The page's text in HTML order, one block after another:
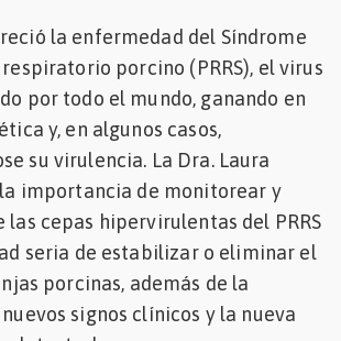
la enfermedad del Síndrome
porcino (PRRS), el virus
por todo el mundo, ganando en
y, en algunos casos,
su virulencia. La Dra. Laura
importancia de monitorear y
las cepas hipervirulentas del PRRS
seria de estabilizar o eliminar el
porcinas, además de la
signos clínicos y la nueva